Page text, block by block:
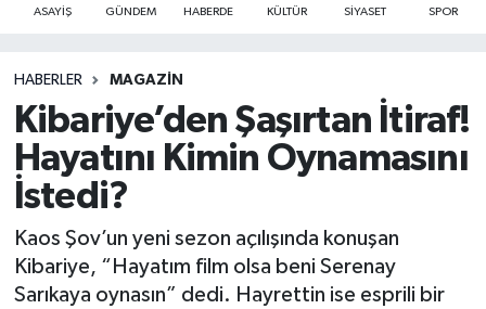
ASAYİŞ GÜNDEM HABERDE KÜLTÜR SİYASET SPOR
HABERLER MAGAZİN
Kibariye’den Şaşırtan İtiraf!
Hayatını Kimin Oynamasını
İstedi?
Kaos Şov’un yeni sezon açılışında konuşan
Kibariye, “Hayatım film olsa beni Serenay
Sarıkaya oynasın” dedi. Hayrettin ise esprili bir
Haber Arşivi